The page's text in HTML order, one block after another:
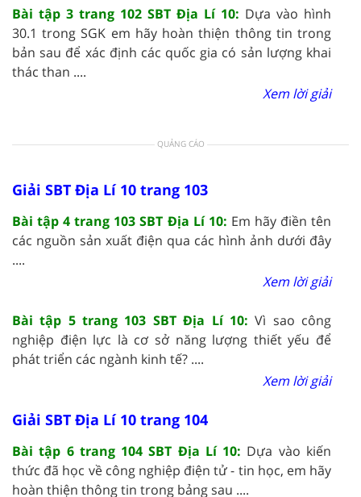
Bài tập 3 trang 102 SBT Địa Lí 10: Dựa vào hình
30.1 trong SGK em hãy hoàn thiện thông tin trong
bản sau để xác định các quốc gia có sản lượng khai
thác than ....
Xem lời giải
QUẢNG CÁO
Giải SBT Địa Lí 10 trang 103
Bài tập 4 trang 103 SBT Địa Lí 10: Em hãy điền tên
các nguồn sản xuất điện qua các hình ảnh dưới đây
....
Xem lời giải
Bài tập 5 trang 103 SBT Địa Lí 10:Vì sao công
nghiệp điện lực là cơ sở năng lượng thiết yếu để
phát triển các ngành kinh tế? ....
Xem lời giải
Giải SBT Địa Lí 10 trang 104
Bài tập 6 trang 104 SBT Địa Lí 10: Dựa vào kiến
thức đã học về công nghiệp điện tử - tin học, em hãy
hoàn thiện thông tin trong bảng sau ....